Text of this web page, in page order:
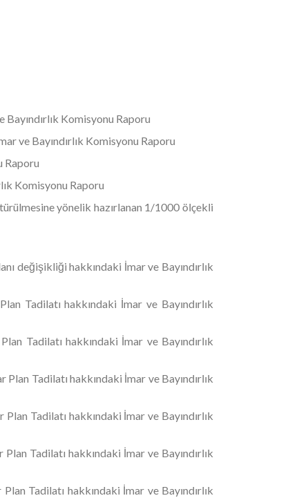
Komisyonu Raporu
ve Bayındırlık Komisyonu Raporu
Raporu
Komisyonu Raporu
yönelik hazırlanan 1/1000 ölçekli
değişikliği hakkındaki İmar ve Bayındırlık
Tadilatı hakkındaki İmar ve Bayındırlık
Tadilatı hakkındaki İmar ve Bayındırlık
Tadilatı hakkındaki İmar ve Bayındırlık
Tadilatı hakkındaki İmar ve Bayındırlık
Tadilatı hakkındaki İmar ve Bayındırlık
Tadilatı hakkındaki İmar ve Bayındırlık